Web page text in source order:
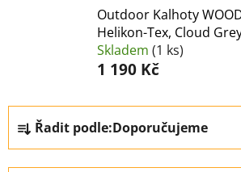
Outdoor Kalhoty
Helikon-Tex, Cloud
Skladem (1 ks)
1 190 Kč
Ř
a
z
Řadit podle:Doporučujeme